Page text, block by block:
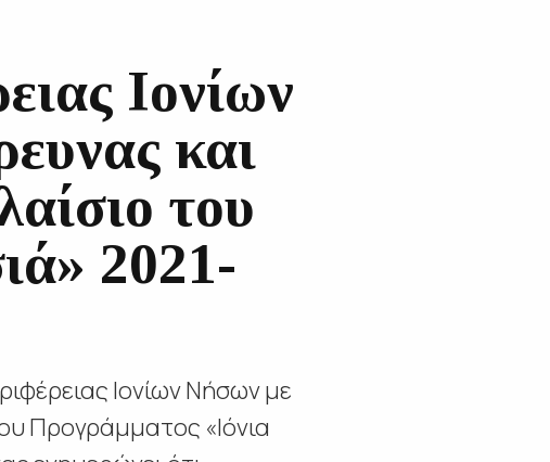
Ιονίων
και
του
2021-
Ιονίων Νήσων με
Προγράμματος «Ιόνια